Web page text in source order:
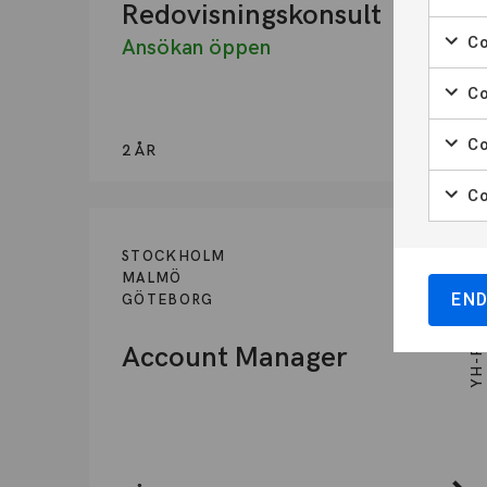
Redovisningskonsult
Ansökan öppen
2 ÅR
STOCKHOLM
MALMÖ
GÖTEBORG
Account Manager YH-PROGRAM